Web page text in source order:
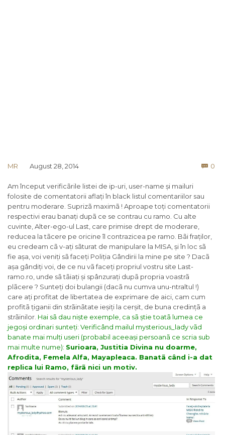
MR August 28, 2014  0
Am început verificãrile listei de ip-uri, user-name și mailuri
folosite de comentatorii aflați în black listul comentariilor sau
pentru moderare. Suprizã maximã ! Aproape toți comentatorii
respectivi erau banați dupã ce se contrau cu ramo. Cu alte
cuvinte, Alter-ego-ul Last, care primise drept de moderare,
reducea la tãcere pe oricine îl contrazicea pe ramo. Bãi fraților,
eu credeam cã v-ați sãturat de manipulare la MISA, și în loc sã
fie așa, voi veniți sã faceți Poliția Gândirii la mine pe site ? Dacã
așa gândiți voi, de ce nu vã faceți propriul vostru site Last-
ramo.ro, unde sã tãiați și spânzurați dupã propria voastrã
plãcere ? Sunteți doi bulangii (dacã nu cumva unu-ntraltul !)
care ați profitat de libertatea de exprimare de aici, cam cum
profitã țiganii din strãinãtate ieșiți la cerșit, de buna credințã a
strãinilor. Hai sã dau niște exemple, ca sã știe toatã lumea ce
jegoși ordinari sunteți: Verificând mailul mysterious_lady vãd
banate mai mulți useri (probabil aceeași persoanã ce scria sub
mai multe nume): Surioara, Justitia Divina nu doarme,
Afrodita, Femela Alfa, Mayapleaca. Banatã când i-a dat
replica lui Ramo, fãrã nici un motiv.